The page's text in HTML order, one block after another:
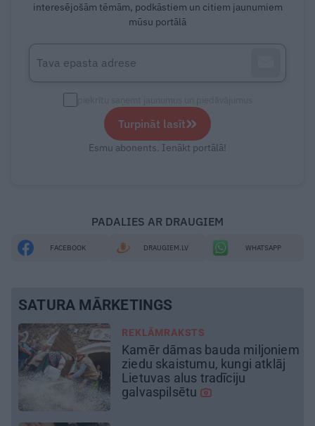
interesējošām tēmām, podkāstiem un citiem jaunumiem
mūsu portālā
Turpināt lasīt»
Esmu abonents. Ienākt portālā!
PADALIES AR DRAUGIEM
FACEBOOK DRAUGIEM.LV WHATSAPP
SATURA MĀRKETINGS
REKLĀMRAKSTS
Daugaviņš par mīlestību pret
Mercedesunkosmisko jaunā
elektroauto pieredzi